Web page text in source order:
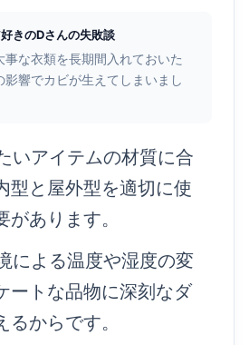
きのDさんの失敗談
事な衣類を長期間入れておいた
影響でカビが生えてしまいまし
いアイテムの材質に合
型と屋外型を適切に使
あります。
による温度や湿度の変
ートな品物に深刻なダ
るからです。